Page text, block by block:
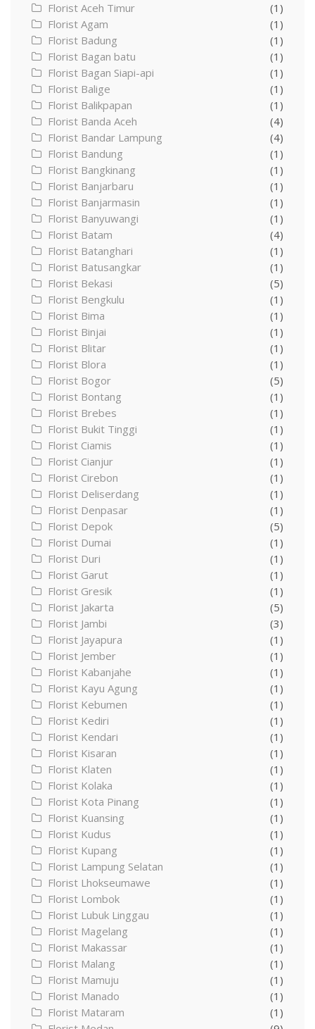
Florist Aceh Timur
(1)
Florist Agam
(1)
Florist Badung
(1)
Florist Bagan batu
(1)
Florist Bagan Siapi-api
(1)
Florist Balige
(1)
Florist Balikpapan
(1)
Florist Banda Aceh
(4)
Florist Bandar Lampung
(4)
Florist Bandung
(1)
Florist Bangkinang
(1)
Florist Banjarbaru
(1)
Florist Banjarmasin
(1)
Florist Banyuwangi
(1)
Florist Batam
(4)
Florist Batanghari
(1)
Florist Batusangkar
(1)
Florist Bekasi
(5)
Florist Bengkulu
(1)
Florist Bima
(1)
Florist Binjai
(1)
Florist Blitar
(1)
Florist Blora
(1)
Florist Bogor
(5)
Florist Bontang
(1)
Florist Brebes
(1)
Florist Bukit Tinggi
(1)
Florist Ciamis
(1)
Florist Cianjur
(1)
Florist Cirebon
(1)
Florist Deliserdang
(1)
Florist Denpasar
(1)
Florist Depok
(5)
Florist Dumai
(1)
Florist Duri
(1)
Florist Garut
(1)
Florist Gresik
(1)
Florist Jakarta
(5)
Florist Jambi
(3)
Florist Jayapura
(1)
Florist Jember
(1)
Florist Kabanjahe
(1)
Florist Kayu Agung
(1)
Florist Kebumen
(1)
Florist Kediri
(1)
Florist Kendari
(1)
Florist Kisaran
(1)
Florist Klaten
(1)
Florist Kolaka
(1)
Florist Kota Pinang
(1)
Florist Kuansing
(1)
Florist Kudus
(1)
Florist Kupang
(1)
Florist Lampung Selatan
(1)
Florist Lhokseumawe
(1)
Florist Lombok
(1)
Florist Lubuk Linggau
(1)
Florist Magelang
(1)
Florist Makassar
(1)
Florist Malang
(1)
Florist Mamuju
(1)
Florist Manado
(1)
Florist Mataram
(1)